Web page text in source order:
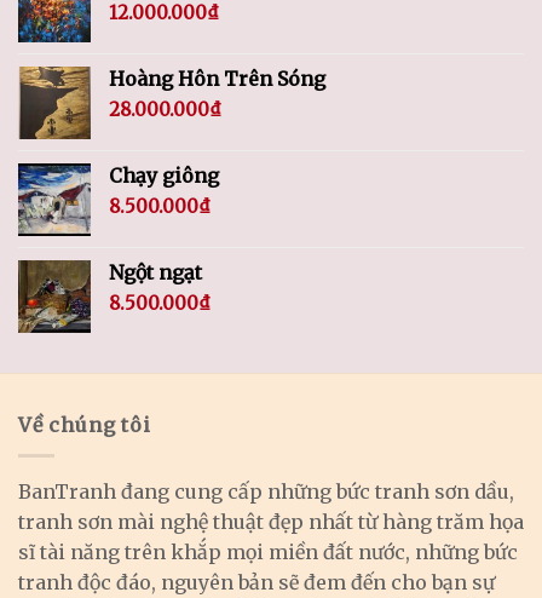
12.000.000₫
Hoàng Hôn Trên Sóng
28.000.000₫
Chạy giông
8.500.000₫
Ngột ngạt
8.500.000₫
Về chúng tôi
BanTranh đang cung cấp những bức tranh sơn dầu,
tranh sơn mài nghệ thuật đẹp nhất từ hàng trăm họa
sĩ tài năng trên khắp mọi miền đất nước, những bức
tranh độc đáo, nguyên bản sẽ đem đến cho bạn sự